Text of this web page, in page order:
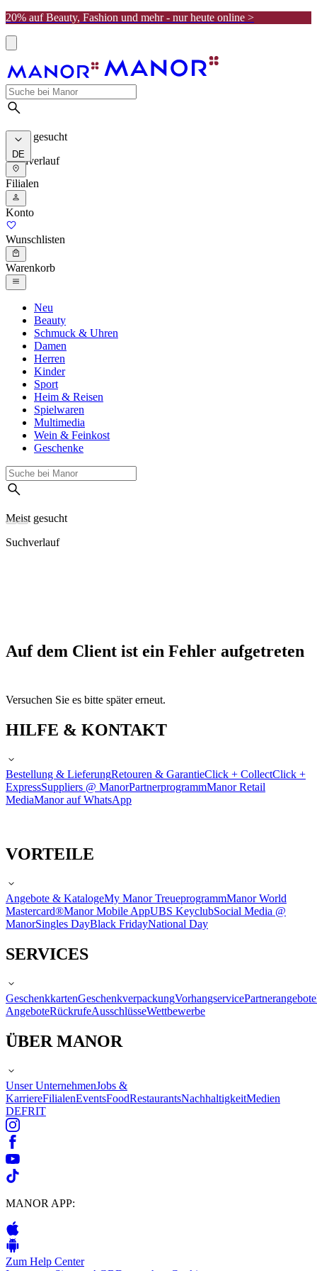
20% auf Beauty, Fashion und mehr - nur heute online >
Meist gesucht
Suchverlauf
DE
Filialen
Konto
Wunschlisten
Warenkorb
Neu
Beauty
Schmuck & Uhren
Damen
Herren
Kinder
Sport
Heim & Reisen
Spielwaren
Multimedia
Wein & Feinkost
Geschenke
Meist gesucht
Suchverlauf
Auf dem Client ist ein Fehler aufgetreten
Versuchen Sie es bitte später erneut.
HILFE & KONTAKT
Bestellung & LieferungRetouren & GarantieClick + CollectClick +
ExpressSuppliers @ ManorPartnerprogrammManor Retail
MediaManor auf WhatsApp
VORTEILE
Angebote & KatalogeMy Manor TreueprogrammManor World
Mastercard®Manor Mobile AppUBS KeyclubSocial Media @
ManorSingles DayBlack FridayNational Day
SERVICES
GeschenkkartenGeschenkverpackungVorhangservicePartnerangebote
AngeboteRückrufeAusschlüsseWettbewerbe
ÜBER MANOR
Unser UnternehmenJobs &
KarriereFilialenEventsFoodRestaurantsNachhaltigkeitMedien
DEFRIT
MANOR APP:
Zum Help Center